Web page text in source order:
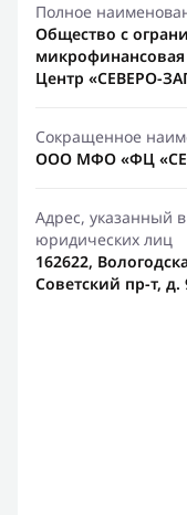
Полное
Общество с
Центр «СЕВЕРО-
Сокращенное
ООО МФО «ФЦ
Адрес, указанный
юридических лиц
162622,
Советский пр-т, д.